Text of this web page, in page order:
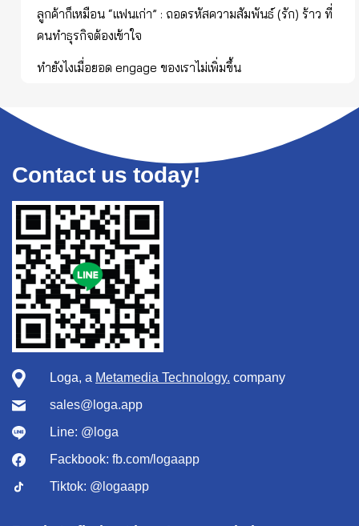
ลูกค้าก็เหมือน “แฟนเก่า” : ถอดรหัสความสัมพันธ์ (รัก) ร้าว ที่
คนทำธุรกิจต้องเข้าใจ
ทำยังไงเมื่อยอด engage ของเราไม่เพิ่มขึ้น